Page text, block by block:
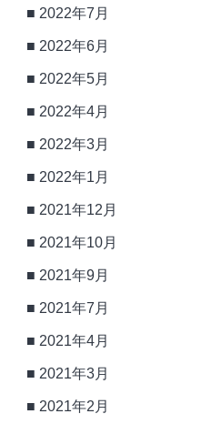
2022年7月
2022年6月
2022年5月
2022年4月
2022年3月
2022年1月
2021年12月
2021年10月
2021年9月
2021年7月
2021年4月
2021年3月
2021年2月